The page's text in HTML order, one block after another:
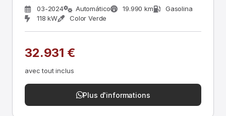
03-2024 Automático 19.990 km
Gasolina
118 kW
Color Verde
32.931 €
avec tout inclus
Plus d'informations